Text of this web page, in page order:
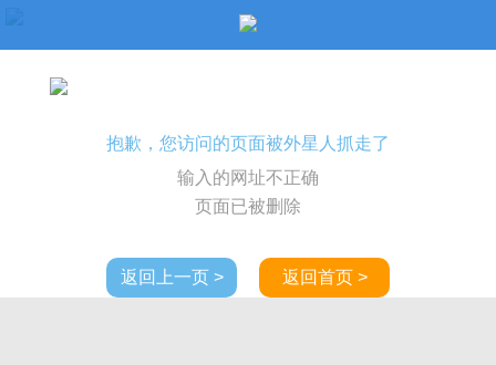
抱歉，您访问的页面被外星人抓走了
输入的网址不正确
页面已被删除
返回上一页 > 返回首页 >